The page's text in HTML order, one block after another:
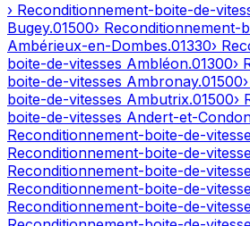
› Reconditionnement-boite-de-
Bugey.01500› Reconditionnement-
Ambérieux-en-Dombes.01330›
boite-de-vitesses Ambléon.01300›
boite-de-vitesses Ambronay.01500
boite-de-vitesses Ambutrix.01500›
boite-de-vitesses Andert-et-
Reconditionnement-boite-de-
Reconditionnement-boite-de-
Reconditionnement-boite-de-
Reconditionnement-boite-de-
Reconditionnement-boite-de-